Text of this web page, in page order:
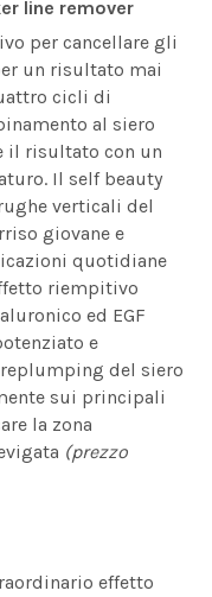
line remover
per cancellare gli
un risultato mai
cicli di
al siero
il risultato con un
Il self beauty
verticali del
giovane e
quotidiane
riempitivo
ed EGF
e
del siero
sui principali
la zona
(prezzo
effetto